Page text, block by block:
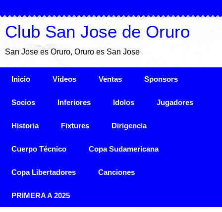
Club San Jose de Oruro
San Jose es Oruro, Oruro es San Jose
Inicio Videos Ventas Sponsors
Socios Inferiores Idolos Jugadores
Historia Fixtures Dirigencia
Cuerpo Técnico Copa Sudamericana
Copa Libertadores Canciones
PRIMERA A 2025